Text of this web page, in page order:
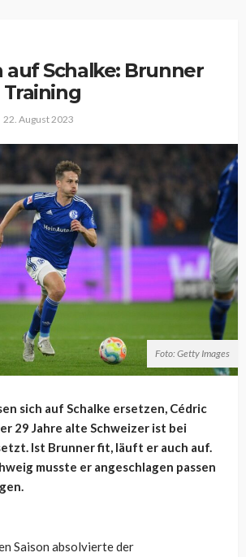
Schalke: Brunner
22. August 2023
Foto: Getty Images
sich auf Schalke ersetzen, Cédric
29 Jahre alte Schweizer ist bei
Ist Brunner fit, läuft er auch auf.
musste er angeschlagen passen
Saison absolvierte der